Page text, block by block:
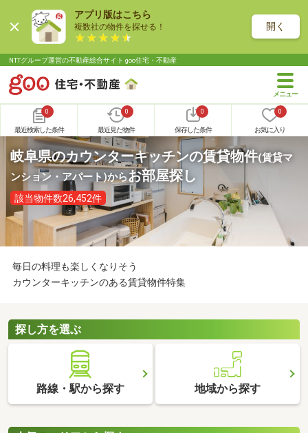
アプリ版はこちら
複数社の物件を探せる！ 開く
NTTグループ運営の不動産総合サイト goo住宅・不動産
0
最近検索した条件
0
最近見た物件
0
保存した条件
0
お気に入り
岐阜県のカウンターキッチンの賃貸物件(賃貸マ
ンション・アパート)からお部屋探し
該当物件数26,452件
毎日の料理も楽しくなりそう
カウンターキッチンのある賃貸物件特集
探し方を選ぶ
路線・駅から探す 地域から探す